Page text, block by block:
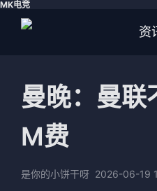
MK电竞
资
曼晚：曼联
M费
是你的小饼干呀 2026-06-19